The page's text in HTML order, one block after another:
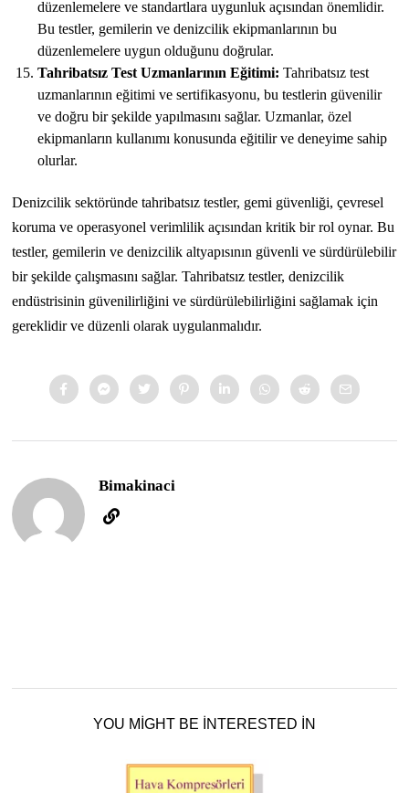
düzenlemelere ve standartlara uygunluk açısından önemlidir.
Bu testler, gemilerin ve denizcilik ekipmanlarının bu
düzenlemelere uygun olduğunu doğrular.
Tahribatsız Test Uzmanlarının Eğitimi: Tahribatsız test
uzmanlarının eğitimi ve sertifikasyonu, bu testlerin güvenilir
ve doğru bir şekilde yapılmasını sağlar. Uzmanlar, özel
ekipmanların kullanımı konusunda eğitilir ve deneyime sahip
olurlar.
Denizcilik sektöründe tahribatsız testler, gemi güvenliği, çevresel
koruma ve operasyonel verimlilik açısından kritik bir rol oynar. Bu
testler, gemilerin ve denizcilik altyapısının güvenli ve sürdürülebilir
bir şekilde çalışmasını sağlar. Tahribatsız testler, denizcilik
endüstrisinin güvenilirliğini ve sürdürülebilirliğini sağlamak için
gereklidir ve düzenli olarak uygulanmalıdır.
Bimakinaci
YOU MIGHT BE INTERESTED IN